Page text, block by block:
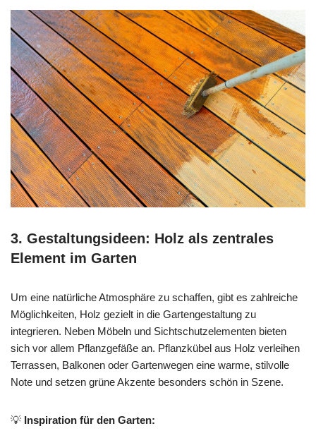
3. Gestaltungsideen: Holz als zentrales
Element im Garten
Um eine natürliche Atmosphäre zu schaffen, gibt es zahlreiche
Möglichkeiten, Holz gezielt in die Gartengestaltung zu
integrieren. Neben Möbeln und Sichtschutzelementen bieten
sich vor allem Pflanzgefäße an. Pflanzkübel aus Holz verleihen
Terrassen, Balkonen oder Gartenwegen eine warme, stilvolle
Note und setzen grüne Akzente besonders schön in Szene.
💡 Inspiration für den Garten: